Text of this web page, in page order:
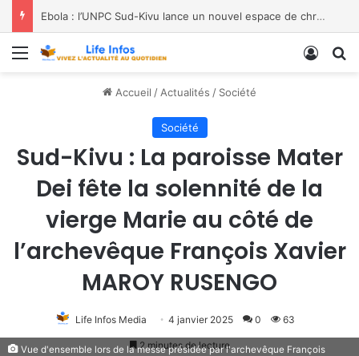
Menu
Accueil / Actualités / Société
Société
Sud-Kivu : La paroisse Mater
Dei fête la solennité de la
vierge Marie au côté de
l’archevêque François Xavier
MAROY RUSENGO
Life Infos Media 4 janvier 2025 0 63
2 minutes de lecture
Vue d'ensemble lors de la messe présidée par l'archevêque François